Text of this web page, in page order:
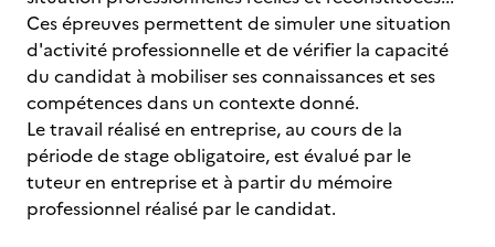
Ces épreuves permettent de simuler une situation
d'activité professionnelle et de vérifier la capacité
du candidat à mobiliser ses connaissances et ses
compétences dans un contexte donné.
Le travail réalisé en entreprise, au cours de la
période de stage obligatoire, est évalué par le
tuteur en entreprise et à partir du mémoire
professionnel réalisé par le candidat.